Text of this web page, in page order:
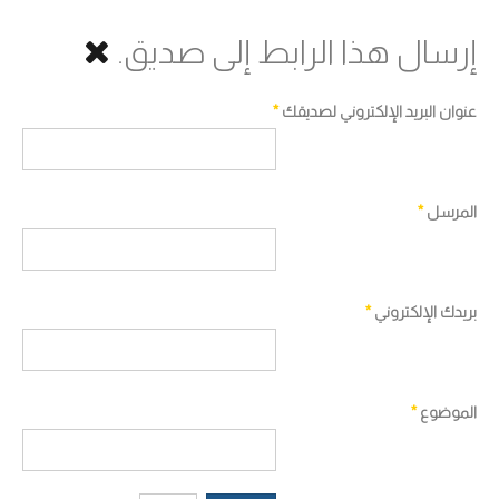
إرسال هذا الرابط إلى صديق.
عنوان البريد الإلكتروني لصديقك*
المرسل*
بريدك الإلكتروني*
الموضوع*